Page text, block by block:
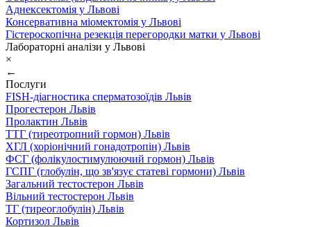
Аднексектомія у Львові
Консервативна міомектомія у Львові
Гістероскопічна резекція перегородки матки у Львові
Лабораторні аналізи у Львові
×
←
Послуги
FISH-діагностика сперматозоїдів Львів
Прогестерон Львів
Пролактин Львів
ТТГ (тиреотропний гормон) Львів
ХГЛ (хоріонічний гонадотропін) Львів
ФСГ (фолікулостимулюючий гормон) Львів
ГСПГ (глобулін, що зв'язує статеві гормони) Львів
Загальний тестостерон Львів
Вільний тестостерон Львів
ТГ (тиреоглобулін) Львів
Кортизол Львів